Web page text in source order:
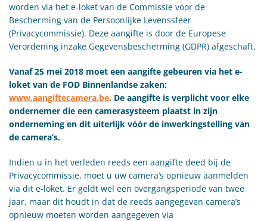
worden via het e-loket van de Commissie voor de
Bescherming van de Persoonlijke Levenssfeer
(Privacycommissie). Deze aangifte is door de Europese
Verordening inzake Gegevensbescherming (GDPR) afgeschaft.
Vanaf 25 mei 2018 moet een aangifte gebeuren via het e-
loket van de FOD Binnenlandse zaken:
www.aangiftecamera.be. De aangifte is verplicht voor elke
ondernemer die een camerasysteem plaatst in zijn
onderneming en dit uiterlijk vóór de inwerkingstelling van
de camera’s.
Indien u in het verleden reeds een aangifte deed bij de
Privacycommissie, moet u uw camera’s opnieuw aanmelden
via dit e-loket. Er geldt wel een overgangsperiode van twee
jaar, maar dit houdt in dat de reeds aangegeven camera’s
opnieuw moeten worden aangegeven via